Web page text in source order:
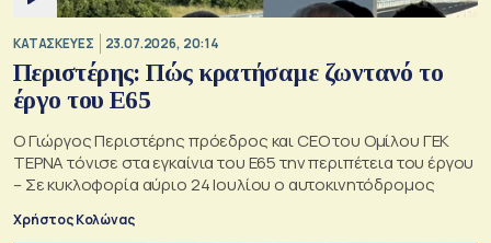
ΚΑΤΑΣΚΕΥΕΣ 23.07.2026, 20:14
Περιστέρης: Πώς κρατήσαμε ζωντανό το
έργο του Ε65
Ο Γιώργος Περιστέρης πρόεδρος και CEO του Ομίλου ΓΕΚ
ΤΕΡΝΑ τόνισε στα εγκαίνια του Ε65 την περιπέτεια του έργου
– Σε κυκλοφορία αύριο 24 Ιουλίου ο αυτοκινητόδρομος
Χρήστος Κολώνας